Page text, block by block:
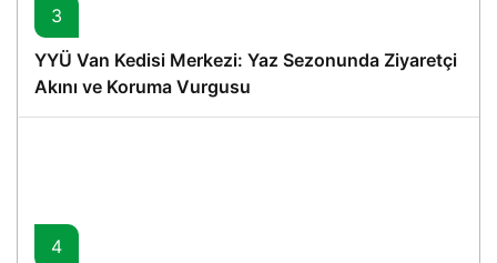
3
YYÜ Van Kedisi Merkezi: Yaz Sezonunda Ziyaretçi
Akını ve Koruma Vurgusu
4